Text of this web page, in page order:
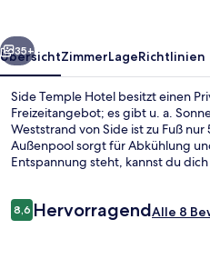
Weiter
35+
ÜbersichtZimmerLageRichtlinien
Side Temple Hotel besitzt einen
Freizeitangebot; es gibt u. a.
Weststrand von Side ist zu Fuß
Außenpool sorgt für Abkühlung
Entspannung steht, kannst du
Bar/Lounge an der richtigen
Bewertungen
8,68,6 von 10.
HervorragendAlle 8